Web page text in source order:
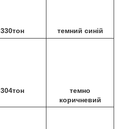
330тон темний синій
304тон
темно
коричневий